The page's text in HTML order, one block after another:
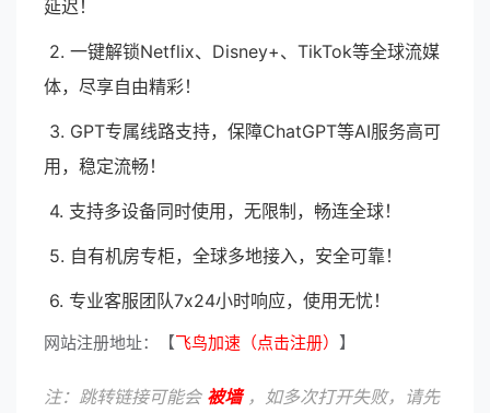
延迟！
2. 一键解锁Netflix、Disney+、TikTok等全球流媒
体，尽享自由精彩！
3. GPT专属线路支持，保障ChatGPT等AI服务高可
用，稳定流畅！
4. 支持多设备同时使用，无限制，畅连全球！
5. 自有机房专柜，全球多地接入，安全可靠！
6. 专业客服团队7x24小时响应，使用无忧！
网站注册地址：【飞鸟加速（点击注册） 】
注：跳转链接可能会 被墙，如多次打开失败，请先